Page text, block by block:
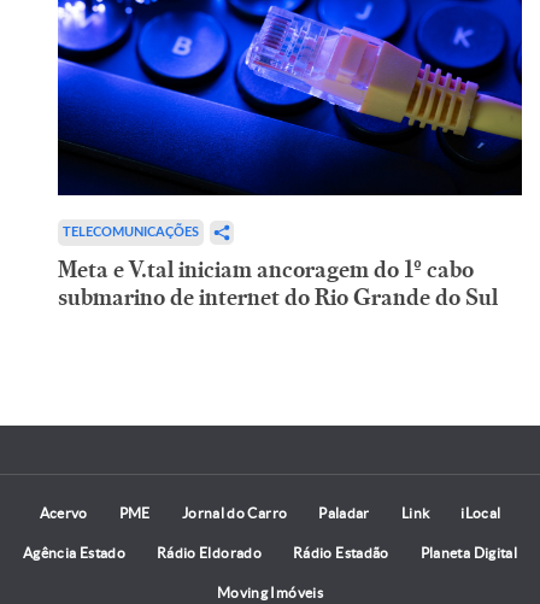
TELECOMUNICAÇÕES
Meta e V.tal iniciam ancoragem do 1º cabo
submarino de internet do Rio Grande do Sul
Acervo PME Jornal do Carro Paladar Link iLocal
Agência Estado Rádio Eldorado Rádio Estadão Planeta Digital
Moving Imóveis